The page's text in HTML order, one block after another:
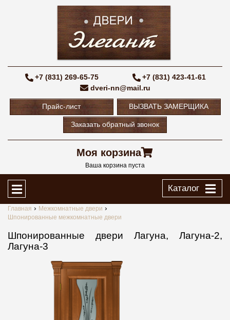
+7 (831) 269-65-75
+7 (831) 423-41-61
dveri-nn@mail.ru
Прайс-лист ВЫЗВАТЬ ЗАМЕРЩИКА
Заказать обратный звонок
Моя корзина
Ваша корзина пуста
Каталог
Главная
Межкомнатные двери
Шпонированные межкомнатные двери
Шпонированные двери Лагуна, Лагуна-2,
Лагуна-3